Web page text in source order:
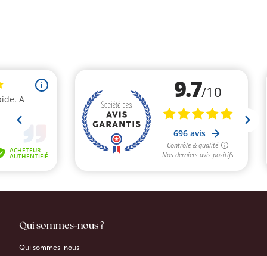
Qui sommes-nous ?
Qui sommes-nous